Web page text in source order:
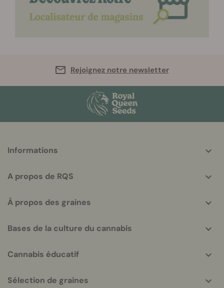
Rejoignez notre newsletter
helpful
Informations
A propos de RQS
À propos des graines
Bases de la culture du cannabis
Cannabis éducatif
Sélection de graines